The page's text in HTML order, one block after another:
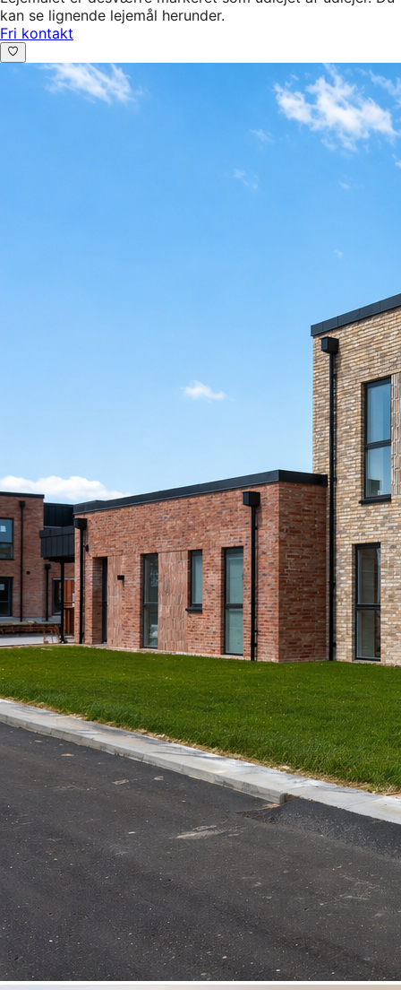
kan se lignende lejemål herunder.
Fri kontakt